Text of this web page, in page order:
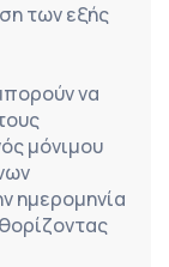
των εξής
να
μόνιμου
ημερομηνία